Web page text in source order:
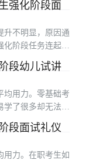
节倒推复习重
强化阶段面
升不明显，原因通
化阶段任务连起
训练做成能每天
哪类考生：面试
段幼儿试讲
均用力。零基础考
了很多却无法体
的做法是先确定
考试环节倒推复
段面试礼仪
用力。在职考生如